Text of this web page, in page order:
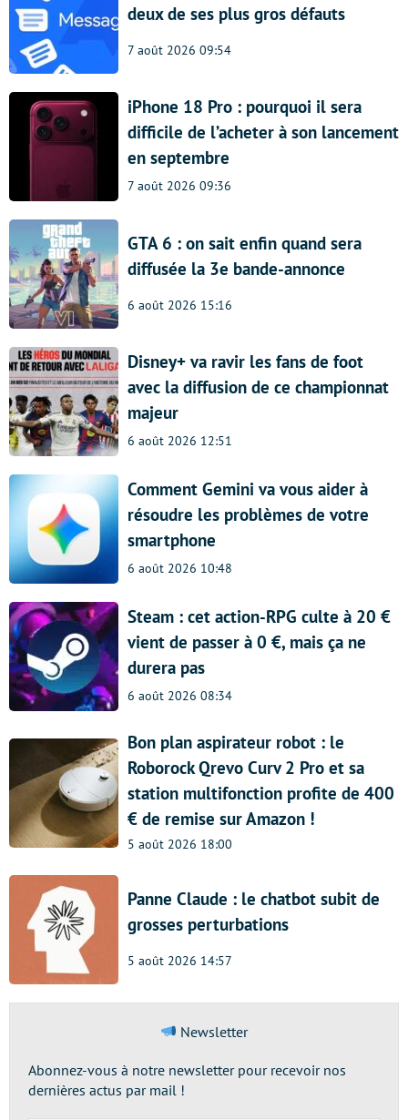
deux de ses plus gros défauts
7 août 2026 09:54
iPhone 18 Pro : pourquoi il sera
difficile de l’acheter à son lancement
en septembre
7 août 2026 09:36
GTA 6 : on sait enfin quand sera
diffusée la 3e bande-annonce
6 août 2026 15:16
Disney+ va ravir les fans de foot
avec la diffusion de ce championnat
majeur
6 août 2026 12:51
Comment Gemini va vous aider à
résoudre les problèmes de votre
smartphone
6 août 2026 10:48
Steam : cet action-RPG culte à 20 €
vient de passer à 0 €, mais ça ne
durera pas
6 août 2026 08:34
Bon plan aspirateur robot : le
Roborock Qrevo Curv 2 Pro et sa
station multifonction profite de 400
€ de remise sur Amazon !
5 août 2026 18:00
Panne Claude : le chatbot subit de
grosses perturbations
5 août 2026 14:57
Newsletter
Abonnez-vous à notre newsletter pour recevoir nos
dernières actus par mail !